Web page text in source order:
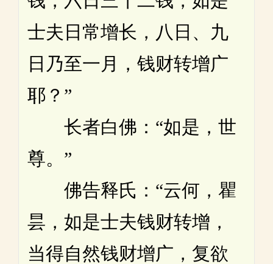
士夫日常增长，八日、九
日乃至一月，钱财转增广
耶？”
长者白佛：“如是，世
尊。”
佛告释氏：“云何，瞿
昙，如是士夫钱财转增，
当得自然钱财增广，复欲